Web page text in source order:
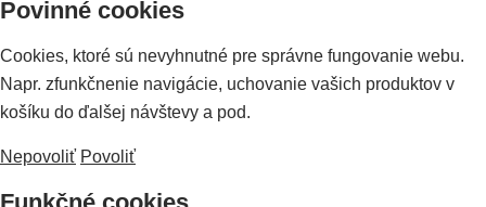
Povinné cookies
Cookies, ktoré sú nevyhnutné pre správne fungovanie webu.
Napr. zfunkčnenie navigácie, uchovanie vašich produktov v
košíku do ďalšej návštevy a pod.
Nepovoliť Povoliť